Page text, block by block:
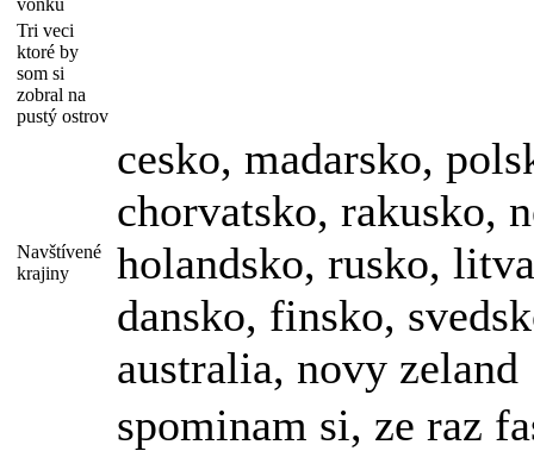
vonku
Tri veci
ktoré by
som si
zobral na
pustý ostrov
Navštívené
krajiny
cesko, madarsko,
chorvatsko, rakusko,
holandsko, rusko,
dansko, finsko,
australia, novy zeland
spominam si, ze raz